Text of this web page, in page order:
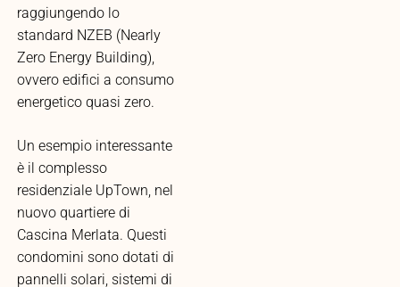
raggiungendo lo
standard NZEB (Nearly
Zero Energy Building),
ovvero edifici a consumo
energetico quasi zero.
Un esempio interessante
è il complesso
residenziale UpTown, nel
nuovo quartiere di
Cascina Merlata. Questi
condomini sono dotati di
pannelli solari, sistemi di